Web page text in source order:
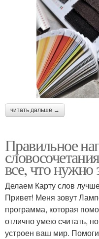
читать дальше →
Правильное
все, что нужно
Делаем Карту слов
Привет! Меня зовут
программа, которая
отлично умею считать,
устроен ваш мир.